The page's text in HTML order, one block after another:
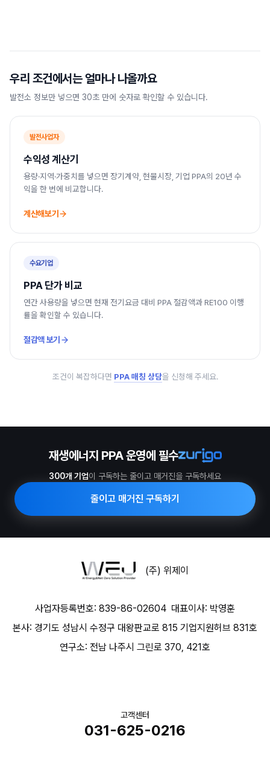
우리 조건에서는 얼마나 나올까요
발전소 정보만 넣으면 30초 만에 숫자로 확인할 수 있습니다.
발전사업자
수익성 계산기
용량·지역·가중치를 넣으면 장기계약, 현물시장, 기업 PPA의 20년 수
익을 한 번에 비교합니다.
계산해보기
수요기업
PPA 단가 비교
연간 사용량을 넣으면 현재 전기요금 대비 PPA 절감액과 RE100 이행
률을 확인할 수 있습니다.
절감액 보기
조건이 복잡하다면 PPA 매칭 상담을 신청해 주세요.
재생에너지 PPA 운영에 필수
300개 기업이 구독하는 줄이고 매거진을 구독하세요
줄이고 매거진 구독하기
(주) 위제이
사업자등록번호: 839-86-02604 대표이사: 박영훈
본사: 경기도 성남시 수정구 대왕판교로 815 기업지원허브 831호
연구소: 전남 나주시 그린로 370, 421호
고객센터
031-625-0216